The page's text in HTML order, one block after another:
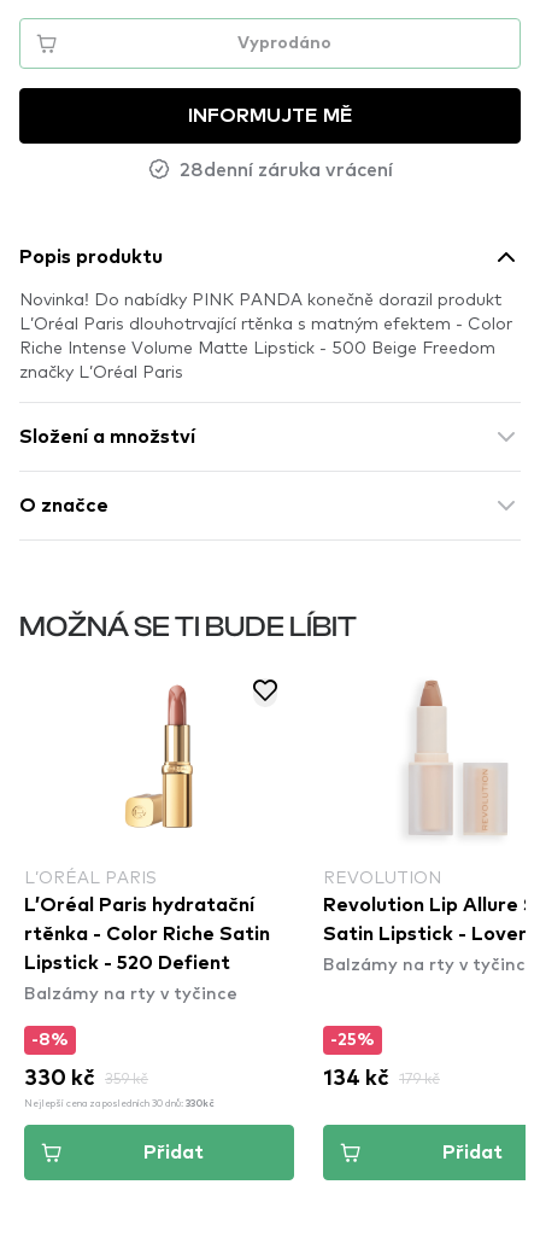
Vyprodáno
INFORMUJTE MĚ
28denní záruka vrácení
Popis produktu
Novinka! Do nabídky PINK PANDA konečně dorazil produkt
L’Oréal Paris dlouhotrvající rtěnka s matným efektem - Color
Riche Intense Volume Matte Lipstick - 500 Beige Freedom
značky L’Oréal Paris
Složení a množství
O značce
MOŽNÁ SE TI BUDE LÍBIT
L’ORÉAL PARIS
L’Oréal Paris hydratační
rtěnka - Color Riche Satin
Lipstick - 520 Defient
Balzámy na rty v tyčince
-8%
330 kč 359 kč
Nejlepší cena za posledních 30 dnů: 330kč
Přidat
REVOLUTION
Revolution Lip Allure
Satin Lipstick - Lover
Balzámy na rty v tyčince
-25%
134 kč 179 kč
Přidat